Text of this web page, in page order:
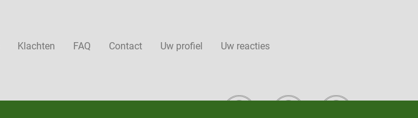
Klachten FAQ Contact Uw profiel Uw reacties